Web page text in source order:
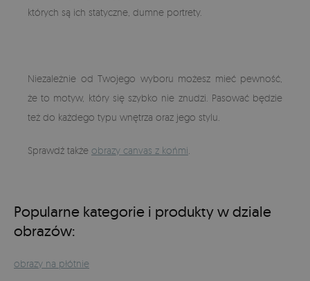
których są ich statyczne, dumne portrety.
Niezależnie od Twojego wyboru możesz mieć pewność,
że to motyw, który się szybko nie znudzi. Pasować będzie
też do każdego typu wnętrza oraz jego stylu.
Sprawdź także obrazy canvas z końmi
Popularne kategorie i produkty w dziale
obrazów:
obrazy na płótnie